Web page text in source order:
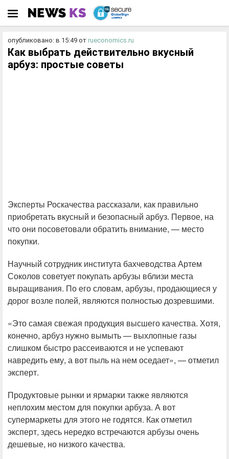
опубликовано: в 15:49 от rueconomics.ru
Как выбрать действительно вкусный
арбуз: простые советы
Эксперты Роскачества рассказали, как правильно
приобретать вкусный и безопасный арбуз. Первое, на
что они посоветовали обратить внимание, — место
покупки.
Научный сотрудник института бахчеводства Артем
Соколов советует покупать арбузы вблизи места
выращивания. По его словам, арбузы, продающиеся у
дорог возле полей, являются полностью дозревшими.
«Это самая свежая продукция высшего качества. Хотя,
конечно, арбуз нужно вымыть — выхлопные газы
слишком быстро рассеиваются и не успевают
навредить ему, а вот пыль на нем оседает», — отметил
эксперт.
Продуктовые рынки и ярмарки также являются
неплохим местом для покупки арбуза. А вот
супермаркеты для этого не годятся. Как отметил
эксперт, здесь нередко встречаются арбузы очень
дешевые, но низкого качества.